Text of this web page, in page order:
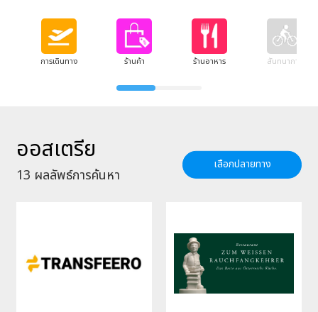
การเดินทาง ร้านค้า ร้านอาหาร สันทนาการ
ออสเตรีย
13 ผลลัพธ์การค้นหา
เลือกปลายทาง